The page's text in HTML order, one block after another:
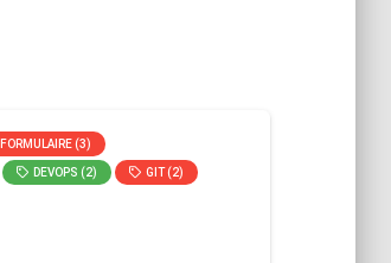
FORMULAIRE (3)
DEVOPS (2) GIT (2)